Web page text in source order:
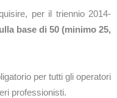
per il triennio 2014-
base di 50 (minimo 25,
per tutti gli operatori
professionisti.